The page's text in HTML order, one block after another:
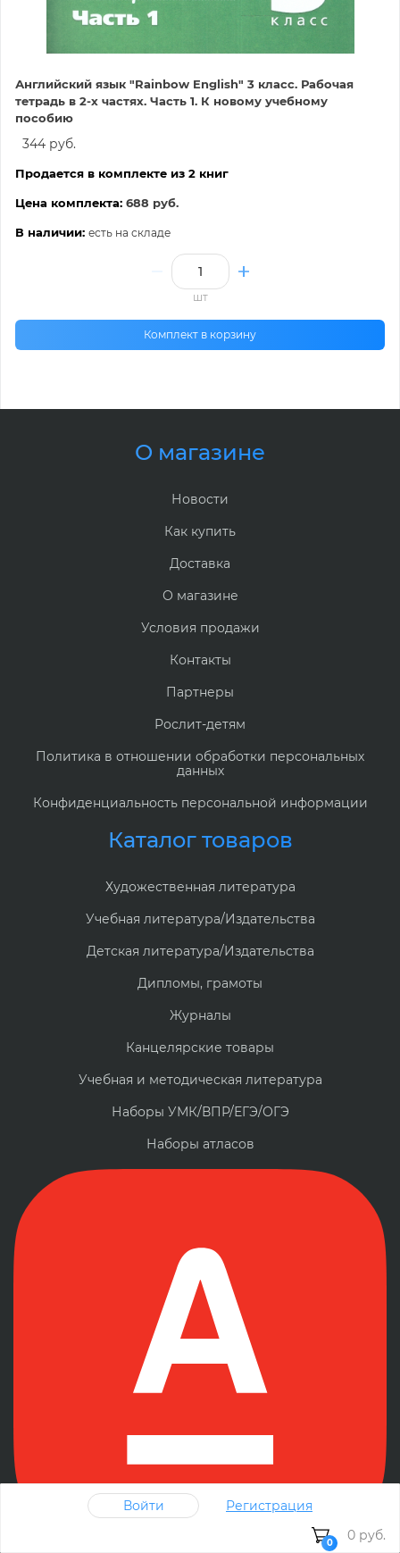
Английский язык "Rainbow English" 3 класс. Рабочая
тетрадь в 2-х частях. Часть 1. К новому учебному
пособию
344 руб.
Продается в комплекте из 2 книг
Цена комплекта: 688 руб.
В наличии: есть на складе
шт
Комплект в корзину
О магазине
Новости
Как купить
Доставка
О магазине
Условия продажи
Контакты
Партнеры
Рослит-детям
Политика в отношении обработки персональных
данных
Конфиденциальность персональной информации
Каталог товаров
Художественная литература
Учебная литература/Издательства
Детская литература/Издательства
Дипломы, грамоты
Журналы
Канцелярские товары
Учебная и методическая литература
Наборы УМК/ВПР/ЕГЭ/ОГЭ
Наборы атласов
Войти Регистрация
0 0 руб.